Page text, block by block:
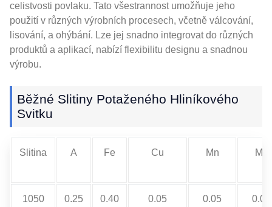
celistvosti povlaku. Tato všestrannost umožňuje jeho
použití v různých výrobních procesech, včetně válcování,
lisování, a ohýbání. Lze jej snadno integrovat do různých
produktů a aplikací, nabízí flexibilitu designu a snadnou
výrobu.
Běžné Slitiny Potaženého Hliníkového
Svitku
Slitina A Fe Cu Mn Mg
1050 0.25 0.40 0.05 0.05 0.05